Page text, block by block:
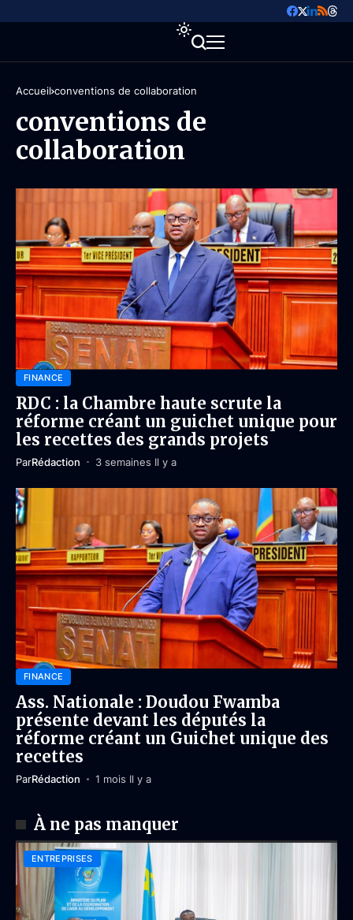
Accueil conventions de collaboration
conventions de
collaboration
FINANCE
RDC : la Chambre haute scrute la
réforme créant un guichet unique pour
les recettes des grands projets
ParRédaction 3 semaines Il y a
FINANCE
Ass. Nationale : Doudou Fwamba
présente devant les députés la
réforme créant un Guichet unique des
recettes
ParRédaction 1 mois Il y a
À ne pas manquer
ENTREPRISES